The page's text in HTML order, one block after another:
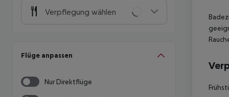
Verpflegung wählen
Flüge anpassen
Nur Direktflüge